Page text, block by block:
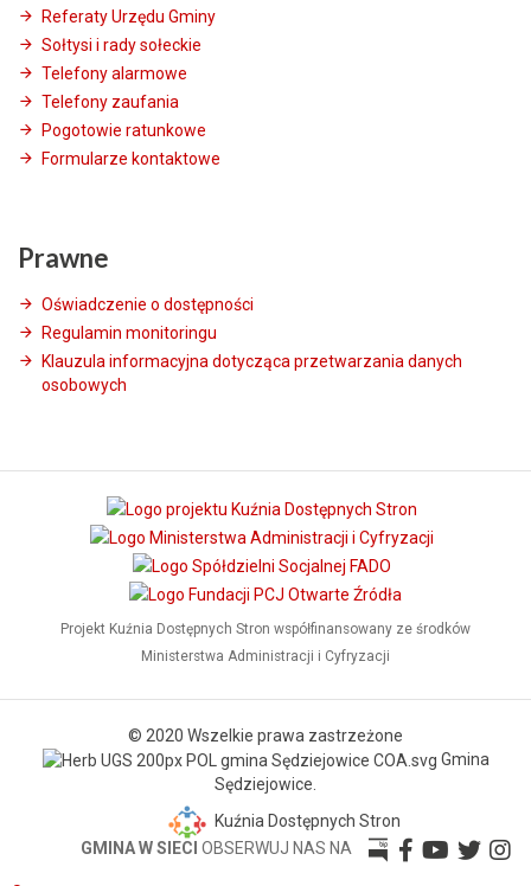
Referaty Urzędu Gminy
Sołtysi i rady sołeckie
Telefony alarmowe
Telefony zaufania
Pogotowie ratunkowe
Formularze kontaktowe
Prawne
Oświadczenie o dostępności
Regulamin monitoringu
Klauzula informacyjna dotycząca przetwarzania danych
osobowych
Projekt Kuźnia Dostępnych Stron współfinansowany ze środków
Ministerstwa Administracji i Cyfryzacji
© 2020 Wszelkie prawa zastrzeżone
Gmina
Sędziejowice.
Kuźnia Dostępnych Stron
GMINA W SIECI OBSERWUJ NAS NA